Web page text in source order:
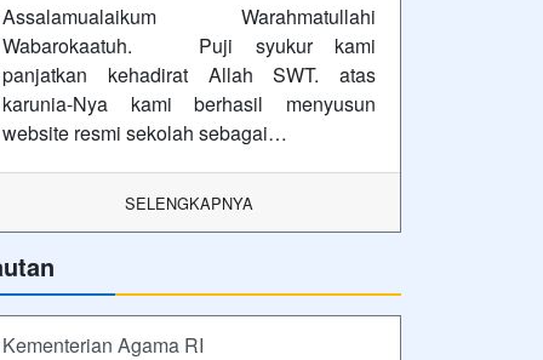
Assalamualaikum Warahmatullahi
Wabarokaatuh. Puji syukur kami
panjatkan kehadirat Allah SWT. atas
karunia-Nya kami berhasil menyusun
website resmi sekolah sebagai…
SELENGKAPNYA
Kementerian Agama RI